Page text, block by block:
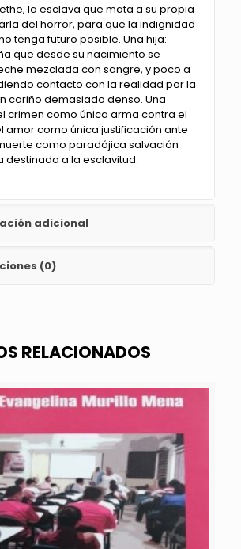
la esclava que mata a su propia
del horror, para que la indignidad
tenga futuro posible. Una hija:
que desde su nacimiento se
mezclada con sangre, y poco a
contacto con la realidad por la
cariño demasiado denso. Una
crimen como única arma contra el
amor como única justificación ante
como paradójica salvación
destinada a la esclavitud.
adicional
(0)
RELACIONADOS